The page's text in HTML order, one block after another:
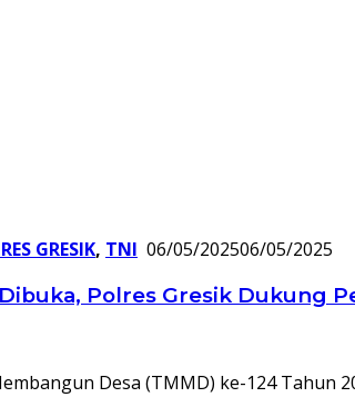
GRESIK, TNI 06/05/202506/05/2025
Polres Gresik Dukung
Desa (TMMD) ke-124 Tahun